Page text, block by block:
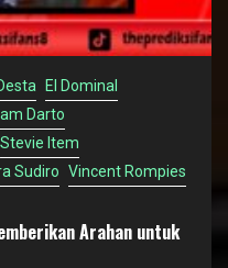
El Dominal
Darto
Stevie Item
Sudiro Vincent Rompies
Arahan untuk